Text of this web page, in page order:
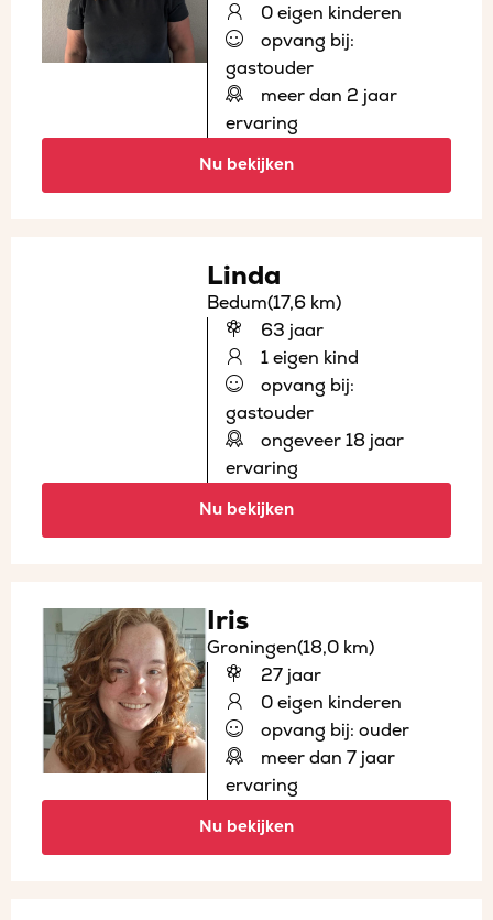
0 eigen kinderen
opvang bij:
gastouder
meer dan 2 jaar
ervaring
Nu bekijken
Linda
Bedum(17,6 km)
63 jaar
1 eigen kind
opvang bij:
gastouder
ongeveer 18 jaar
ervaring
Nu bekijken
Iris
Groningen(18,0 km)
27 jaar
0 eigen kinderen
opvang bij: ouder
meer dan 7 jaar
ervaring
Nu bekijken